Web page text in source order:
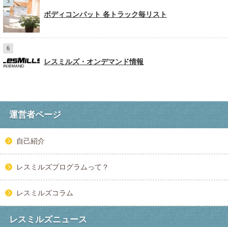
ボディコンバット 各トラック毎リスト
レスミルズ・オンデマンド情報
運営者ページ
自己紹介
レスミルズプログラムって？
レスミルズコラム
レスミルズニュース